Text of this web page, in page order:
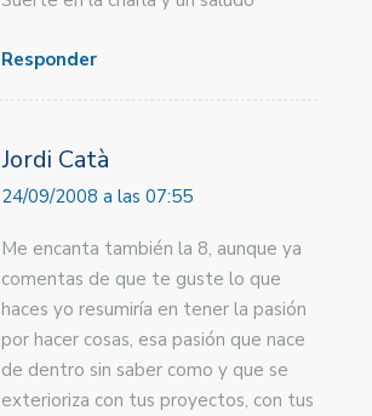
Responder
Jordi Catà
24/09/2008 a las 07:55
Me encanta también la 8, aunque ya
comentas de que te guste lo que
haces yo resumiría en tener la pasión
por hacer cosas, esa pasión que nace
de dentro sin saber como y que se
exterioriza con tus proyectos, con tus